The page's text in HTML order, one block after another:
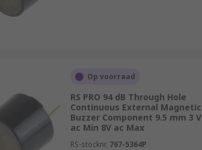
Op voorraad
RS PRO 94 dB Through Hole
Continuous External Magnetic
Buzzer Component 9.5 mm 3 V
ac Min 8V ac Max
RS-stocknr. 767-5364P